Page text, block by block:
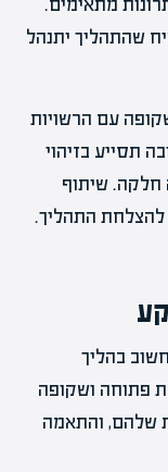
שהתהליך יתנהל
עם הרשויות
תסייע בזיהוי
חלקה. שיתוף
להצלחת התהליך.
בהליך
פתוחה ושקופה
שלהם, והתאמה